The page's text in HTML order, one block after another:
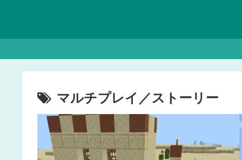
マルチプレイ／ストーリー